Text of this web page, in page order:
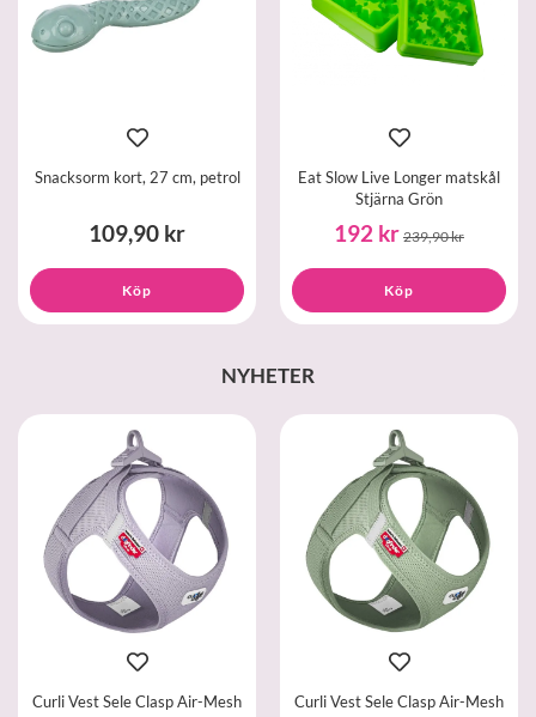
Snacksorm kort, 27 cm, petrol
109,90 kr
Köp
Eat Slow Live Longer matskål
Stjärna Grön
192 kr 239,90 kr
Köp
NYHETER
Curli Vest Sele Clasp Air-Mesh
Curli Vest Sele Clasp Air-Mesh